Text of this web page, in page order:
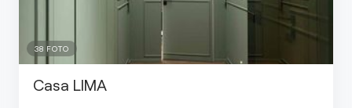
38 FOTO
Casa LIMA